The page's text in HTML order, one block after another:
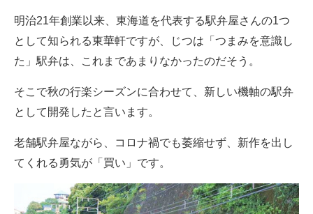
明治21年創業以来、東海道を代表する駅弁屋さんの1つ
として知られる東華軒ですが、じつは「つまみを意識し
た」駅弁は、これまであまりなかったのだそう。
そこで秋の行楽シーズンに合わせて、新しい機軸の駅弁
として開発したと言います。
老舗駅弁屋ながら、コロナ禍でも萎縮せず、新作を出し
てくれる勇気が「買い」です。